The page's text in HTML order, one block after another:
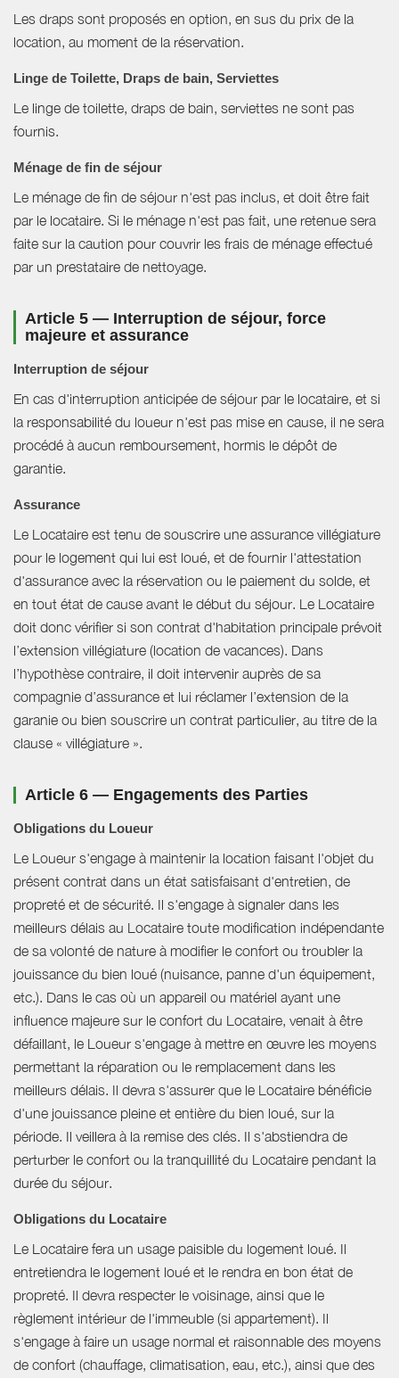
Les draps sont proposés en option, en sus du prix de la
location, au moment de la réservation.
Linge de Toilette, Draps de bain, Serviettes
Le linge de toilette, draps de bain, serviettes ne sont pas
fournis.
Ménage de fin de séjour
Le ménage de fin de séjour n'est pas inclus, et doit être fait
par le locataire. Si le ménage n'est pas fait, une retenue sera
faite sur la caution pour couvrir les frais de ménage effectué
par un prestataire de nettoyage.
Article 5 — Interruption de séjour, force
majeure et assurance
Interruption de séjour
En cas d'interruption anticipée de séjour par le locataire, et si
la responsabilité du loueur n'est pas mise en cause, il ne sera
procédé à aucun remboursement, hormis le dépôt de
garantie.
Assurance
Le Locataire est tenu de souscrire une assurance villégiature
pour le logement qui lui est loué, et de fournir l'attestation
d'assurance avec la réservation ou le paiement du solde, et
en tout état de cause avant le début du séjour. Le Locataire
doit donc vérifier si son contrat d'habitation principale prévoit
l’extension villégiature (location de vacances). Dans
l’hypothèse contraire, il doit intervenir auprès de sa
compagnie d’assurance et lui réclamer l’extension de la
garanie ou bien souscrire un contrat particulier, au titre de la
clause « villégiature ».
Article 6 — Engagements des Parties
Obligations du Loueur
Le Loueur s'engage à maintenir la location faisant l'objet du
présent contrat dans un état satisfaisant d'entretien, de
propreté et de sécurité. Il s'engage à signaler dans les
meilleurs délais au Locataire toute modification indépendante
de sa volonté de nature à modifier le confort ou troubler la
jouissance du bien loué (nuisance, panne d'un équipement,
etc.). Dans le cas où un appareil ou matériel ayant une
influence majeure sur le confort du Locataire, venait à être
défaillant, le Loueur s'engage à mettre en œuvre les moyens
permettant la réparation ou le remplacement dans les
meilleurs délais. Il devra s'assurer que le Locataire bénéficie
d'une jouissance pleine et entière du bien loué, sur la
période. Il veillera à la remise des clés. Il s'abstiendra de
perturber le confort ou la tranquillité du Locataire pendant la
durée du séjour.
Obligations du Locataire
Le Locataire fera un usage paisible du logement loué. Il
entretiendra le logement loué et le rendra en bon état de
propreté. Il devra respecter le voisinage, ainsi que le
règlement intérieur de l'immeuble (si appartement). Il
s'engage à faire un usage normal et raisonnable des moyens
de confort (chauffage, climatisation, eau, etc.), ainsi que des